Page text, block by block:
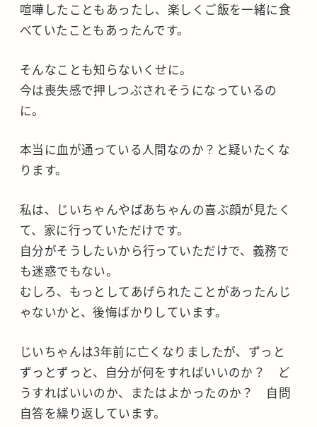
喧嘩したこともあったし、楽しくご飯を一緒に食
べていたこともあったんです。
そんなことも知らないくせに。
今は喪失感で押しつぶされそうになっているの
に。
本当に血が通っている人間なのか？と疑いたくな
ります。
私は、じいちゃんやばあちゃんの喜ぶ顔が見たく
て、家に行っていただけです。
自分がそうしたいから行っていただけで、義務で
も迷惑でもない。
むしろ、もっとしてあげられたことがあったんじ
ゃないかと、後悔ばかりしています。
じいちゃんは3年前に亡くなりましたが、ずっと
ずっとずっと、自分が何をすればいいのか？ ど
うすればいいのか、またはよかったのか？ 自問
自答を繰り返しています。